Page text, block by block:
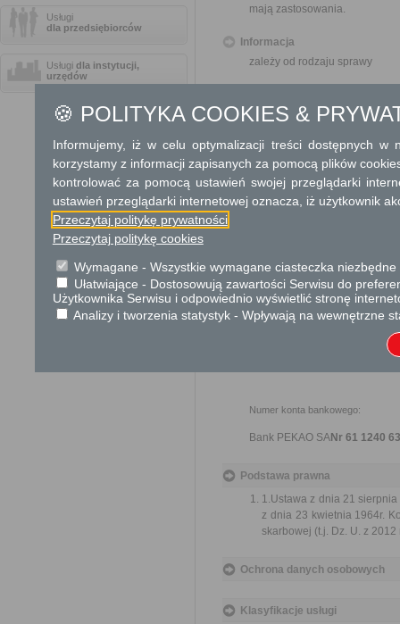
Usługi
dla przedsiębiorców
Usługi dla instytucji,
urzędów
mają zastosowania.
Informacja
zależy od rodzaju sprawy
Opłata
Nie podlega
Tryb odwoławczy
Nie przysługuje
----------------------------
Informacje dodatkowe
Wnioskodawca proszony
O terminie podpisania umowy
Numer konta bankowego:
Bank PEKAO SANr 61 1240
Podstawa prawna
1.Ustawa z dnia 21
z dnia 23 kwietnia 1964r.
skarbowej (t.j. Dz. U. z
Ochrona danych osobowych
Klasyfikacje usługi
🍪 POLITYKA COOKIES &
Informujemy, iż w celu optymalizacji treści dostępnych w
korzystamy z informacji zapisanych za pomocą plików
kontrolować za pomocą ustawień swojej przeglądarki
ustawień przeglądarki internetowej oznacza, iż użytkownik
Przeczytaj politykę prywatności
Przeczytaj politykę cookies
Wymagane - Wszystkie wymagane ciasteczka
Ułatwiające - Dostosowują zawartości Serwisu do
Użytkownika Serwisu i odpowiednio wyświetlić stronę
Analizy i tworzenia statystyk - Wpływają na wewnętrzne